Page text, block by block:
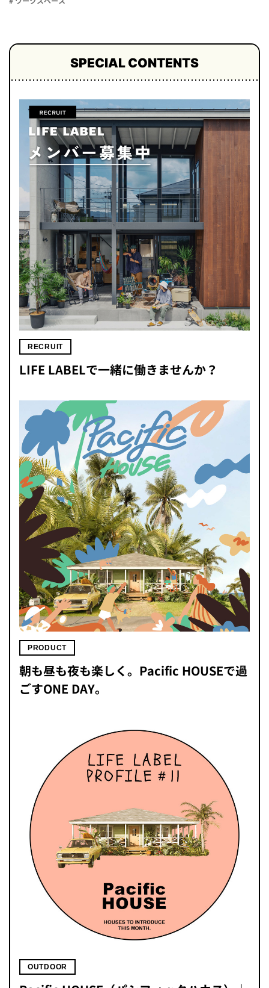
SPECIAL CONTENTS
RECRUIT
LIFE LABELで一緒に働きませんか？
PRODUCT
朝も昼も夜も楽しく。Pacific HOUSEで過
ごすONE DAY。
OUTDOOR